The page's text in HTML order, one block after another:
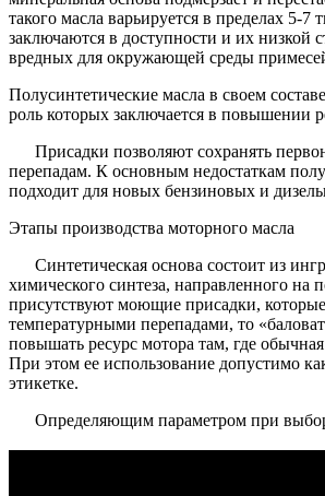
такого масла варьируется в пределах 5-
заключаются в доступности и их низкой
вредных для окружающей среды
Полусинтетические масла в своем
роль которых заключается в повышении
Присадки позволяют сохранять
перепадам. К основным недостаткам
подходит для новых бензиновых и
Этапы производства моторного масла
Синтетическая основа состоит из
химического синтеза, направленного на
присутствуют моющие присадки,
температурными перепадами, то
повышать ресурс мотора там, где
При этом ее использование допустимо
этикетке.
Определяющим параметром при